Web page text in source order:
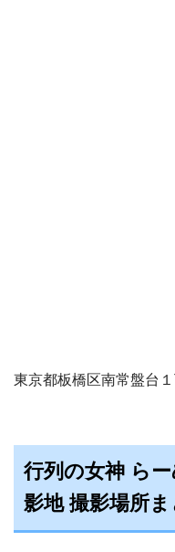
東京都板橋区南常盤台
行列の女神 ら
影地 撮影場所